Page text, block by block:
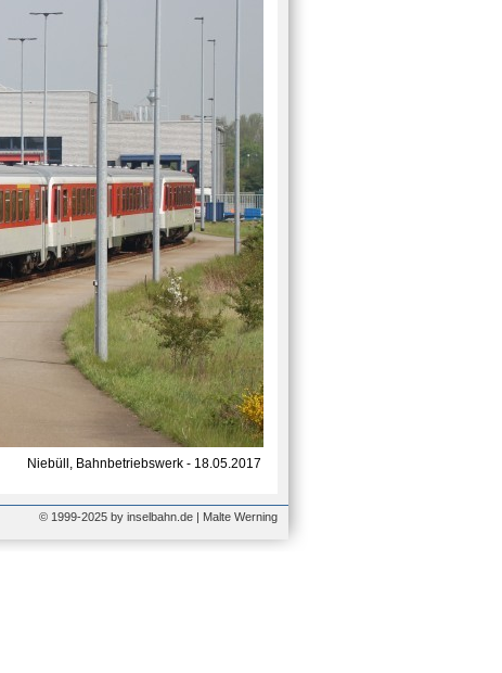
Niebüll, Bahnbetriebswerk - 18.05.2017
© 1999-2025 by inselbahn.de | Malte Werning